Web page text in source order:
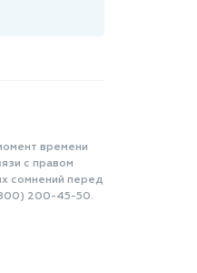
времени
с правом
сомнений перед
200-45-50.